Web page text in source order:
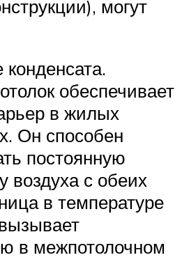
могут
обеспечивает
в жилых
Он способен
постоянную
воздуха с обеих
в температуре
в межпотолочном